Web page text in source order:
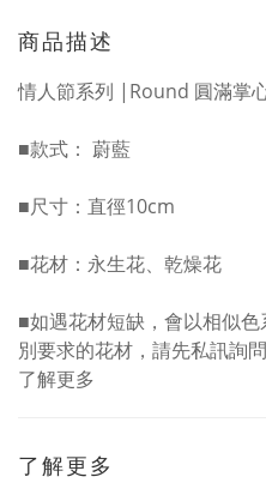
商品描述
情人節系列 |Round 圓滿掌
■款式： 蔚藍
■尺寸：直徑10cm
■花材：永生花、乾燥花
■如遇花材短缺，會以相似
別要求的花材，請先私訊詢
了解更多
了解更多